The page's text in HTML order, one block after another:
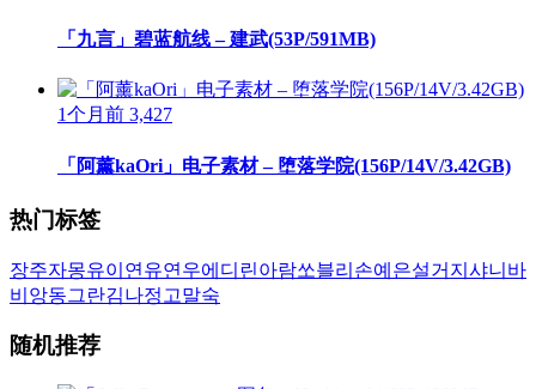
「九言」碧蓝航线 – 建武(53P/591MB)
1个月前 3,427
「阿薰kaOri」电子素材 – 堕落学院(156P/14V/3.42GB)
热门标签
장주자몽유이 연유연우에디린아람쏘블리 손예은설거지 샤니 바
비앙동그란김나정 고말숙
随机推荐